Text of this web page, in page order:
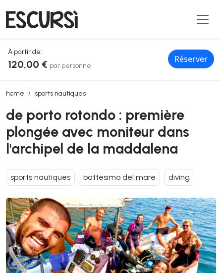
À partir de:
120,00 € par personne
Réserver
home sports nautiques
de porto rotondo : première plongée avec moniteur dans l'archipel
de porto rotondo : première
plongée avec moniteur dans
l'archipel de la maddalena
sports nautiques battesimo del mare diving